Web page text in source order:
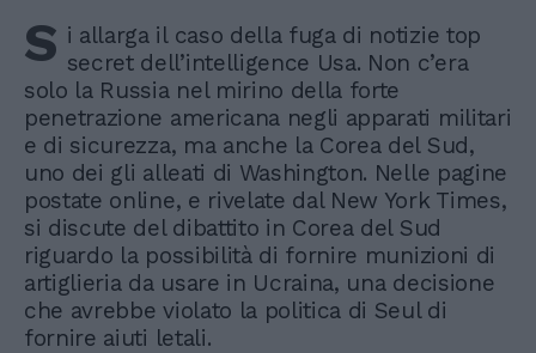
S i allarga il caso della fuga di notizie top
secret dell’intelligence Usa. Non c’era
solo la Russia nel mirino della forte
penetrazione americana negli apparati militari
e di sicurezza, ma anche la Corea del Sud,
uno dei gli alleati di Washington. Nelle pagine
postate online, e rivelate dal New York Times,
si discute del dibattito in Corea del Sud
riguardo la possibilità di fornire munizioni di
artiglieria da usare in Ucraina, una decisione
che avrebbe violato la politica di Seul di
fornire aiuti letali.